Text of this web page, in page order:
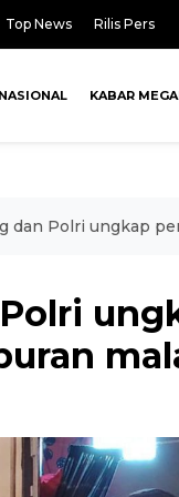
Top News Rilis Pers
NASIONAL KABAR
dan Polri ungkap